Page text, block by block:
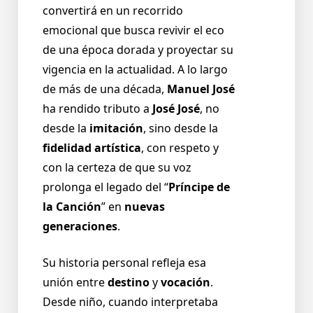
convertirá en un recorrido
emocional que busca revivir el eco
de una época dorada y proyectar su
vigencia en la actualidad. A lo largo
de más de una década, Manuel José
ha rendido tributo a José José, no
desde la imitación, sino desde la
fidelidad artística, con respeto y
con la certeza de que su voz
prolonga el legado del “Príncipe de
la Canción” en nuevas
generaciones.
Su historia personal refleja esa
unión entredestinoyvocación.
Desde niño, cuando interpretaba